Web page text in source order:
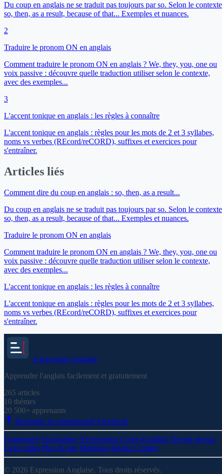
Du coup en anglais ne se traduit pas toujours par so. Selon le
so, then, as a result, because of that... Exemples et nuances.
2
Traduire le pronom ON en anglais
Comment traduire le pronom ON en anglais ? We, they, you, one ou
voix passive : découvre quelle traduction utiliser selon le contexte,
avec des exemples...
3
L'accent tonique en anglais : les règles à connaître
L'accent tonique en anglais : règles pour les mots de 2 et 3 syllabes,
noms vs verbes (REcord/reCORD), suffixes et exercices pour
s'entraîner.
Articles liés
Comment dire du coup en anglais : so, then, as a result...
Du coup en anglais ne se traduit pas toujours par so. Selon le
so, then, as a result, because of that... Exemples et nuances.
Traduire le pronom ON en anglais
Comment traduire le pronom ON en anglais ? We, they, you, one ou
voix passive : découvre quelle traduction utiliser selon le contexte,
avec des exemples...
L'accent tonique en anglais : les règles à connaître
L'accent tonique en anglais : règles pour les mots de 2 et 3 syllabes,
noms vs verbes (REcord/reCORD), suffixes et exercices pour
s'entraîner.
Expression Anglaise
Apprendre l'anglais facilement et gratuitement
265 articles
10 thèmes
20 500+ apprenants
Rejoindre la communauté Facebook
Grammaire Vocabulaire Expressions Cours d'anglais Test de niveau
Liens utiles Plan du site Mentions légales Contact
© 2026 Expression Anglaise. Tous droits réservés.